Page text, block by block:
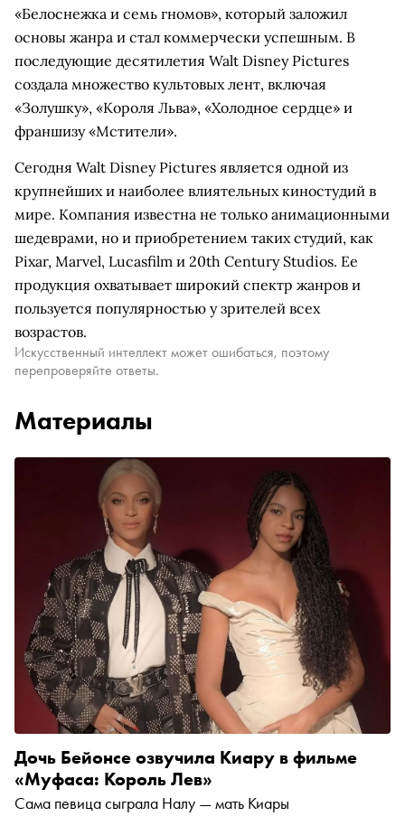
«Белоснежка и семь гномов», который заложил
основы жанра и стал коммерчески успешным. В
последующие десятилетия Walt Disney Pictures
создала множество культовых лент, включая
«Золушку», «Короля Льва», «Холодное сердце» и
франшизу «Мстители».
Сегодня Walt Disney Pictures является одной из
крупнейших и наиболее влиятельных киностудий в
мире. Компания известна не только анимационными
шедеврами, но и приобретением таких студий, как
Pixar, Marvel, Lucasfilm и 20th Century Studios. Ее
продукция охватывает широкий спектр жанров и
пользуется популярностью у зрителей всех
возрастов.
Искусственный интеллект может ошибаться, поэтому
перепроверяйте ответы.
Материалы
Дочь Бейонсе озвучила Киару в фильме
«Муфаса: Король Лев»
Сама певица сыграла Налу — мать Киары